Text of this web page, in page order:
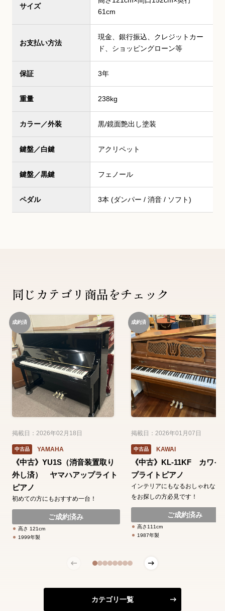
サイズ
61cm
お支払い方法
現金、銀行振込、クレジットカー
ド、ショッピングローン等
保証 3年
重量 238kg
カラー／外装 黒/鏡面艶出し塗装
鍵盤／白鍵 アクリペット
鍵盤／黒鍵 フェノール
ペダル 3本 (ダンパー / 消音 / ソフト)
同じカテゴリ商品をチェック
成約済
掲載日：2026年02月18日
中古品 YAMAHA
《中古》YU1S（消音装置取り
外し済） ヤマハアップライト
ピアノ
初めての方にもおすすめ一台！
ご成約済み
高さ 121cm
1999年製
成約済
掲載日：2026年01月07日
中古品 KAWAI
《中古》KL-11KF カワイ
プライトピアノ
インテリアにもなるおしゃれなピ
をお探しの方必見です！
ご成約済み
高さ111cm
1987年製
カテゴリ一覧